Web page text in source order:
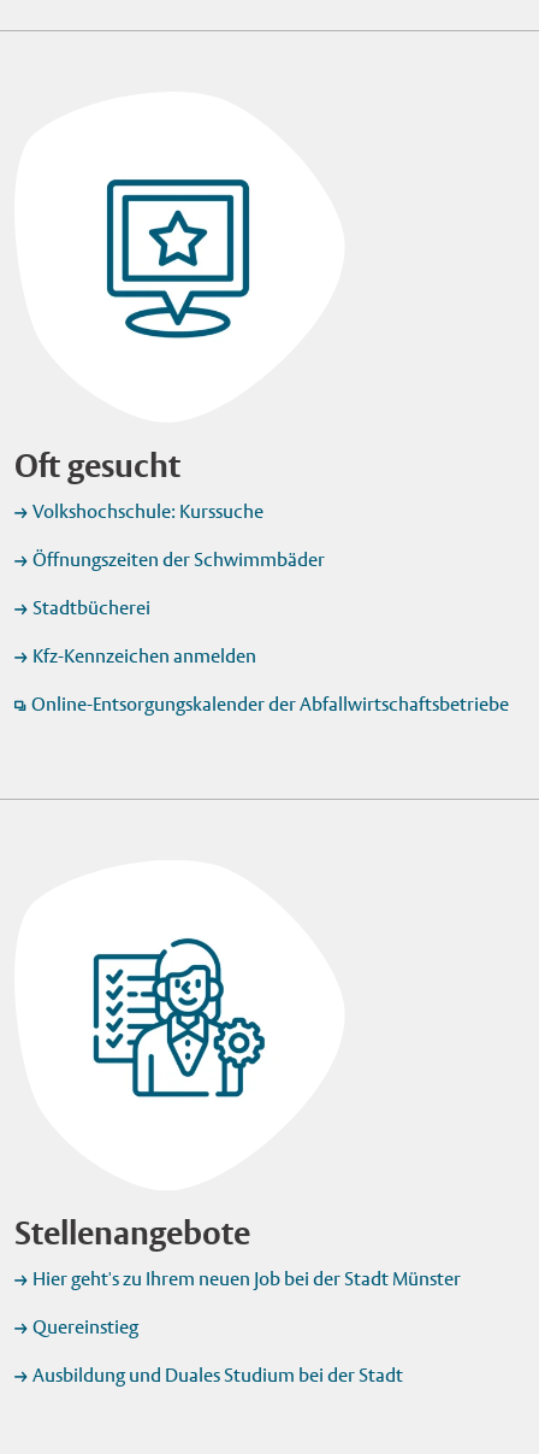
Oft gesucht
Volkshochschule: Kurssuche
Öffnungszeiten der Schwimmbäder
Stadtbücherei
Kfz-Kennzeichen anmelden
Online-Entsorgungskalender der Abfallwirtschaftsbetriebe
Stellenangebote
Hier geht's zu Ihrem neuen Job bei der Stadt Münster
Quereinstieg
Ausbildung und Duales Studium bei der Stadt